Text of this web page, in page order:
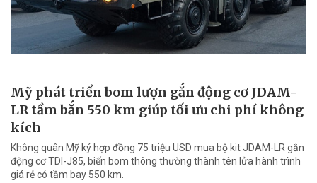
Mỹ phát triển bom lượn gắn động cơ JDAM-
LR tầm bắn 550 km giúp tối ưu chi phí không
kích
Không quân Mỹ ký hợp đồng 75 triệu USD mua bộ kit JDAM-LR gắn
động cơ TDI-J85, biến bom thông thường thành tên lửa hành trình
giá rẻ có tầm bay 550 km.